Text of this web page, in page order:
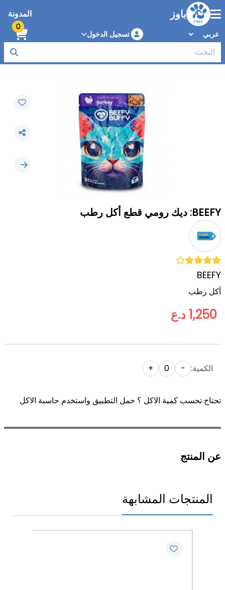
باوز المدونة
تسجيل الدخول
0
BEEFY: ديك رومي قطع أكل رطب
BEEFY
أكل رطب
1,250 د.ع
الكمية: -
0
+
تحتاج تحسب كمية الاكل ؟ حمل التطبيق واستخدم حاسبة الاكل
عن المنتج
المنتجات المشابهة